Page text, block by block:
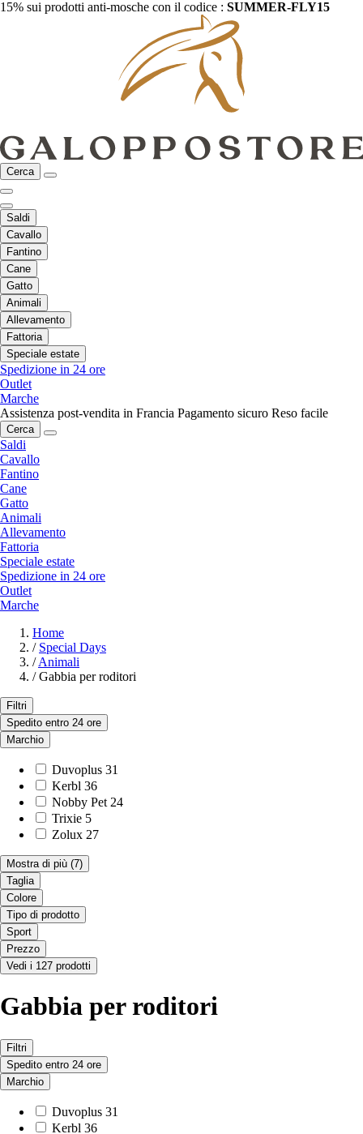
15% sui prodotti anti-mosche con il codice : SUMMER-FLY15
Cerca
Saldi
Cavallo
Fantino
Cane
Gatto
Animali
Allevamento
Fattoria
Speciale estate
Spedizione in 24 ore
Outlet
Marche
Assistenza post-vendita in Francia Pagamento sicuro Reso facile
Cerca
Saldi
Cavallo
Fantino
Cane
Gatto
Animali
Allevamento
Fattoria
Speciale estate
Spedizione in 24 ore
Outlet
Marche
Home
/ Special Days
/ Animali
/ Gabbia per roditori
Filtri
Spedito entro 24 ore
Marchio
Duvoplus 31
Kerbl 36
Nobby Pet 24
Trixie 5
Zolux 27
Mostra di più (7)
Taglia
Colore
Tipo di prodotto
Sport
Prezzo
Vedi i 127 prodotti
Gabbia per roditori
Filtri
Spedito entro 24 ore
Marchio
Duvoplus 31
Kerbl 36